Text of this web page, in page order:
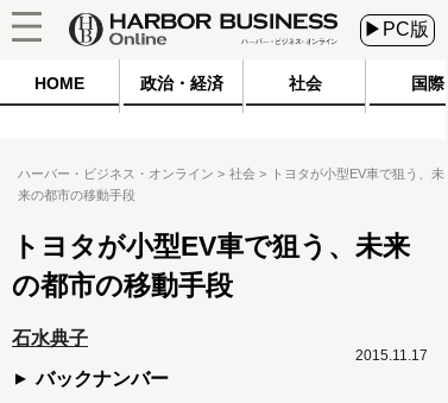
▶PC版
HOME 政治・経済 社会 国際
ハーバー・ビジネス・オンライン 社会
トヨタが小型EV車で狙う、未
来の都市の移動手段
トヨタが小型EV車で狙う、未来
の都市の移動手段
石水典子
バックナンバー
2015.11.17